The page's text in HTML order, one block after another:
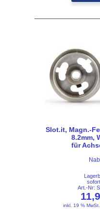
Slot.it, Magn.-
8.2mm,
für
Art.-Nr:
inkl. 19 %